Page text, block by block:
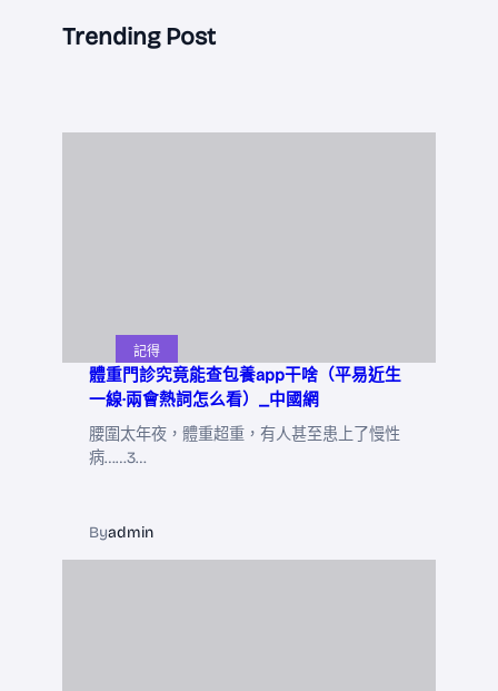
Trending Post
記得
體重門診究竟能查包養app干啥（平易近生
一線·兩會熱詞怎么看）_中國網
腰圍太年夜，體重超重，有人甚至患上了慢性
病……3…
Byadmin